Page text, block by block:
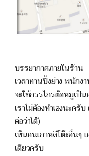
บรรยากาศภายในร้าน
เวลาทานปิ้งย่าง พนัก
จะใช้กรรไกรตัดหมูเป็น
เราไม่ต้องทำเองนะครั
ต่อว่าได้)
เห็นคนเกาหลีโต๊ะอื่นๆ เ
เดียวครับ